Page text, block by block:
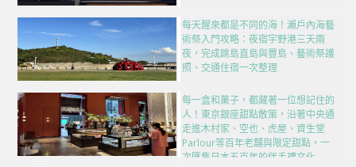
每天醒來都是不同的海！瀨戶內海藝
術祭入門攻略：夜宿宇野港三天兩
夜，完成跳島直島與豐島、藝術祭護
照、交通住宿一次整理
每一盒和菓子，都藏著一位想記住的
人！東京銀座甜點散策，沿著中央通
走進木村家、空也、虎屋、資生堂
Parlour等百年老舖與限定甜點，一
次匯集日本五百年的伴手禮文化